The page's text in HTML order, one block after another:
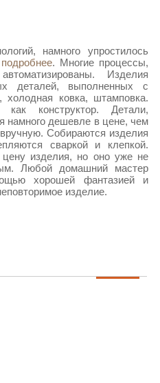
намного упростилось
подробнее. Многие процессы,
Изделия
деталей, выполненных с
ковка, штамповка.
конструктор. Детали,
намного дешевле в цене, чем
Собираются изделия
сваркой и клепкой.
цену изделия, но оно уже не
Любой домашний мастер
хорошей фантазией и
изделие.